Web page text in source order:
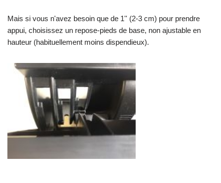
Mais si vous n'avez besoin que de 1'' (2-3 cm) pour prendre
appui, choisissez un repose-pieds de base, non ajustable en
hauteur (habituellement moins dispendieux).